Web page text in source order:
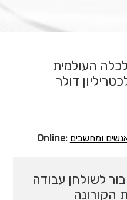
העולמית
דולר
Online: ומחשבים
לשולחן עבודה
הקורונה